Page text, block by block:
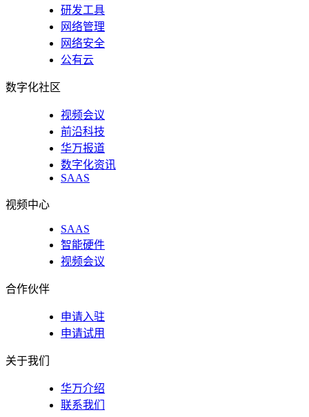
研发工具
网络管理
网络安全
公有云
数字化社区
视频会议
前沿科技
华万报道
数字化资讯
SAAS
视频中心
SAAS
智能硬件
视频会议
合作伙伴
申请入驻
申请试用
关于我们
华万介绍
联系我们